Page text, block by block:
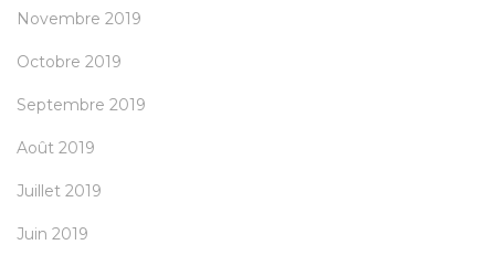
Novembre 2019
Octobre 2019
Septembre 2019
Août 2019
Juillet 2019
Juin 2019